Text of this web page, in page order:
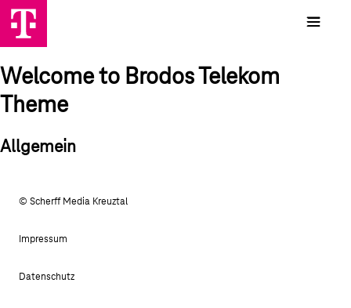
Welcome to Brodos Telekom
Theme
Allgemein
© Scherff Media Kreuztal
Impressum
Datenschutz